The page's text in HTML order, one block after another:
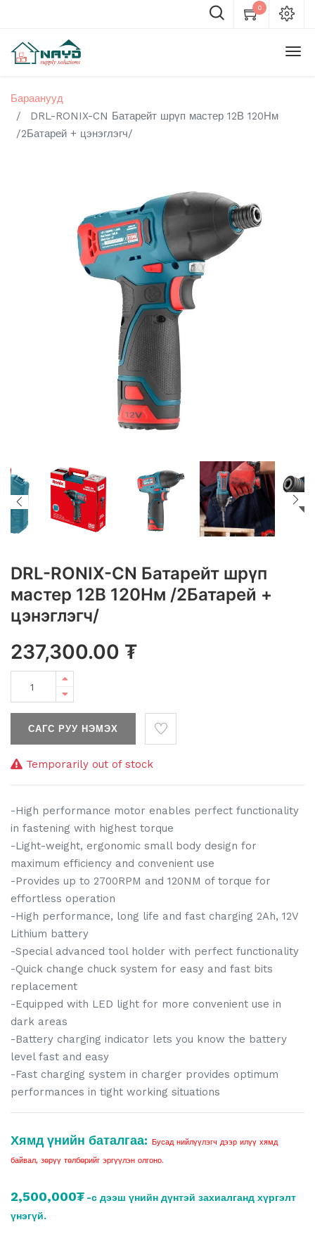
0
Бараанууд
DRL-RONIX-CN Батарейт шрүп мастер 12В 120Нм
/2Батарей + цэнэглэгч/
DRL-RONIX-CN Батарейт шрүп
мастер 12В 120Нм /2Батарей +
цэнэглэгч/
237,300.00 ₮
САГС РУУ НЭМЭХ
Temporarily out of stock
-High performance motor enables perfect functionality
in fastening with highest torque
-Light-weight, ergonomic small body design for
maximum efficiency and convenient use
-Provides up to 2700RPM and 120NM of torque for
effortless operation
-High performance, long life and fast charging 2Ah, 12V
Lithium battery
-Special advanced tool holder with perfect functionality
-Quick change chuck system for easy and fast bits
replacement
-Equipped with LED light for more convenient use in
dark areas
-Battery charging indicator lets you know the battery
level fast and easy
-Fast charging system in charger provides optimum
performances in tight working situations
Хямд үнийн баталгаа: Бусад нийлүүлэгч дээр илүү хямд
байвал, зөрүү төлбөрийг эргүүлэн олгоно.
2,500,000₮ -с дээш үнийн дүнтэй захиалганд хүргэлт
үнэгүй.